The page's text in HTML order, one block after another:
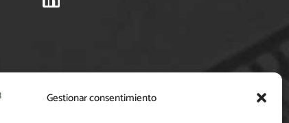
Gestionar consentimiento